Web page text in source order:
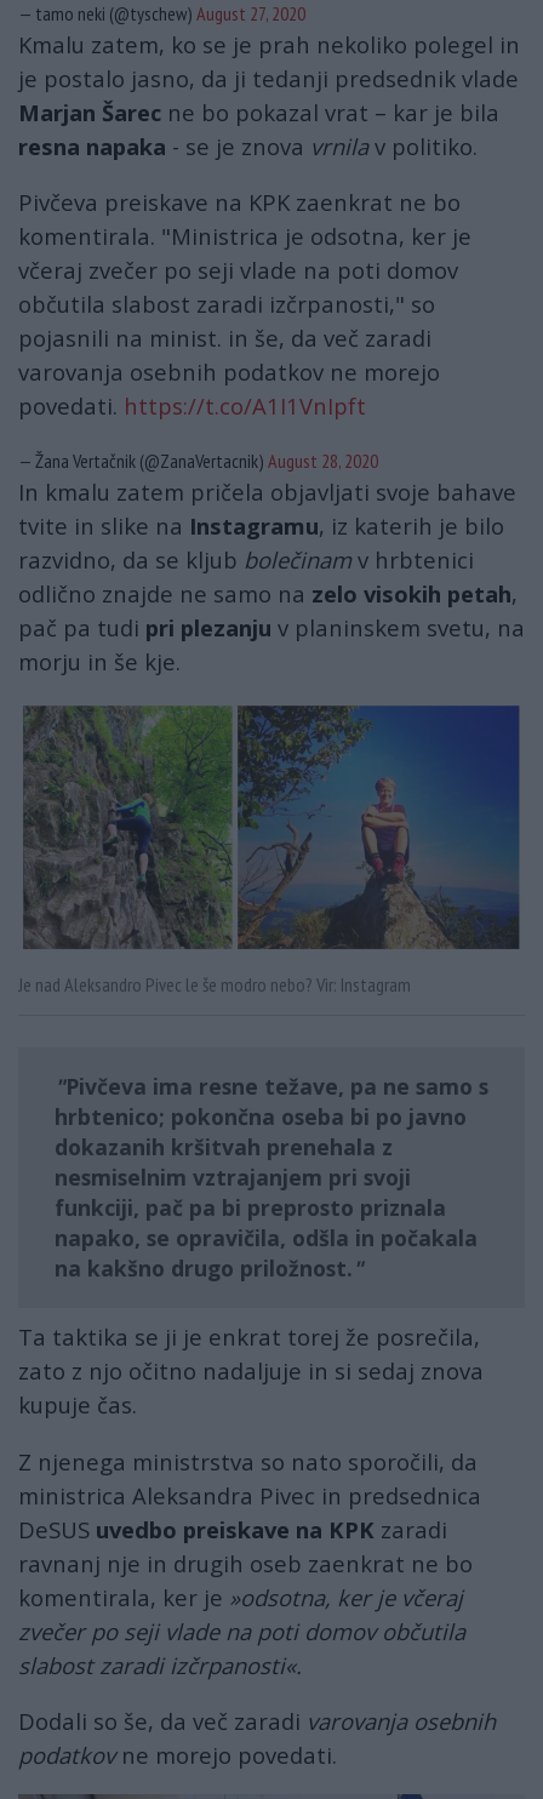
— tamo neki (@tyschew) August 27, 2020
Kmalu zatem, ko se je prah nekoliko polegel in
je postalo jasno, da ji tedanji predsednik vlade
Marjan Šarec ne bo pokazal vrat – kar je bila
resna napaka - se je znova vrnilav politiko.
Pivčeva preiskave na KPK zaenkrat ne bo
komentirala. "Ministrica je odsotna, ker je
včeraj zvečer po seji vlade na poti domov
občutila slabost zaradi izčrpanosti," so
pojasnili na minist. in še, da več zaradi
varovanja osebnih podatkov ne morejo
povedati. https://t.co/A1I1VnIpft
— Žana Vertačnik (@ZanaVertacnik) August 28, 2020
In kmalu zatem pričela objavljati svoje bahave
tvite in slike na Instagramu, iz katerih je bilo
razvidno, da se kljub bolečinam v hrbtenici
odlično znajde ne samo na zelo visokih petah,
pač pa tudi pri plezanju v planinskem svetu, na
morju in še kje.
Je nad Aleksandro Pivec le še modro nebo? Vir: Instagram
Pivčeva ima resne težave, pa ne samo s
hrbtenico; pokončna oseba bi po javno
dokazanih kršitvah prenehala z
nesmiselnim vztrajanjem pri svoji
funkciji, pač pa bi preprosto priznala
napako, se opravičila, odšla in počakala
na kakšno drugo priložnost.
Ta taktika se ji je enkrat torej že posrečila,
zato z njo očitno nadaljuje in si sedaj znova
kupuje čas.
Z njenega ministrstva so nato sporočili, da
ministrica Aleksandra Pivec in predsednica
DeSUS uvedbo preiskave na KPK zaradi
ravnanj nje in drugih oseb zaenkrat ne bo
komentirala, ker je »odsotna, ker je včeraj
zvečer po seji vlade na poti domov občutila
slabost zaradi izčrpanosti«.
Dodali so še, da več zaradi varovanja osebnih
podatkovne morejo povedati.